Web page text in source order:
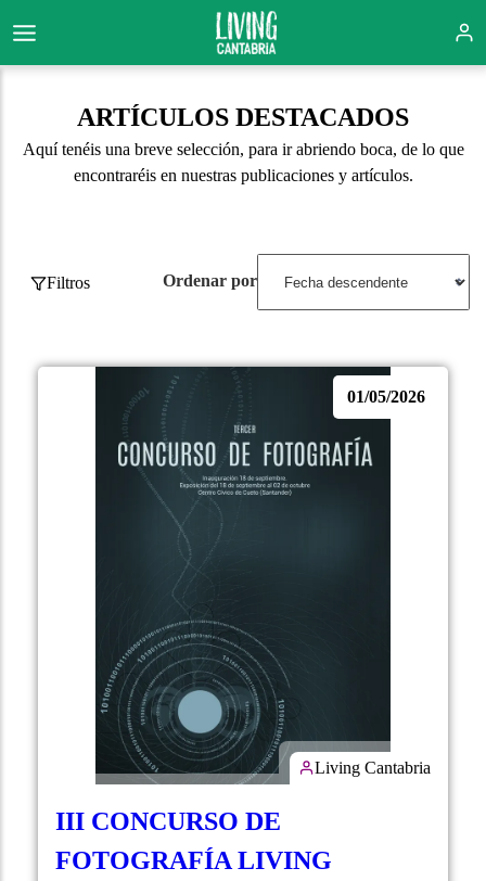
ARTÍCULOS DESTACADOS
Aquí tenéis una breve selección, para ir abriendo boca, de lo que
encontraréis en nuestras publicaciones y artículos.
Ordenar por
Filtros
01/05/2026
Living Cantabria
III CONCURSO DE
FOTOGRAFÍA LIVING